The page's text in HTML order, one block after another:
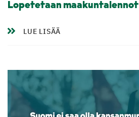
Lopetetaan maakuntalennot
LUE LISÄÄ